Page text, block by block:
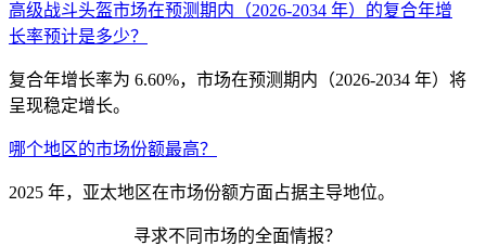
高级战斗头盔市场在预测期内（2026-2034 年）的复合年增
长率预计是多少？
复合年增长率为 6.60%，市场在预测期内（2026-2034 年）将
呈现稳定增长。
哪个地区的市场份额最高？
2025 年，亚太地区在市场份额方面占据主导地位。
寻求不同市场的全面情报？